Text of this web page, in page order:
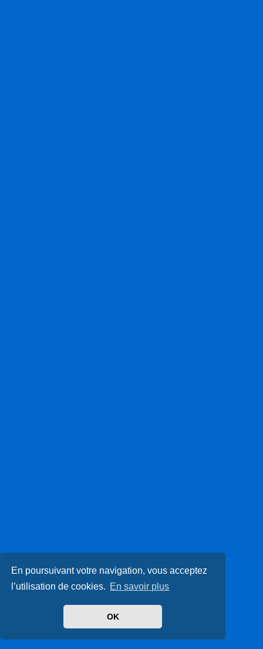
En poursuivant votre navigation, vous acceptez
l’utilisation de cookies. En savoir plus
OK